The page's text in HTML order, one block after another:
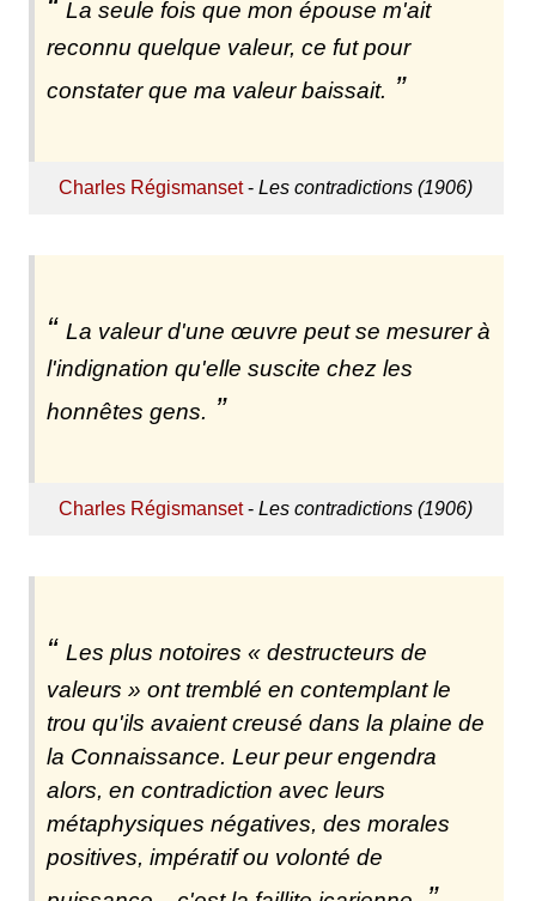
La seule fois que mon épouse m'ait
reconnu quelque valeur, ce fut pour
constater que ma valeur baissait.
Charles Régismanset-Les contradictions (1906)
La valeur d'une œuvre peut se mesurer à
l'indignation qu'elle suscite chez les
honnêtes gens.
Charles Régismanset-Les contradictions (1906)
Les plus notoires « destructeurs de
valeurs » ont tremblé en contemplant le
trou qu'ils avaient creusé dans la plaine de
la Connaissance. Leur peur engendra
alors, en contradiction avec leurs
métaphysiques négatives, des morales
positives, impératif ou volonté de